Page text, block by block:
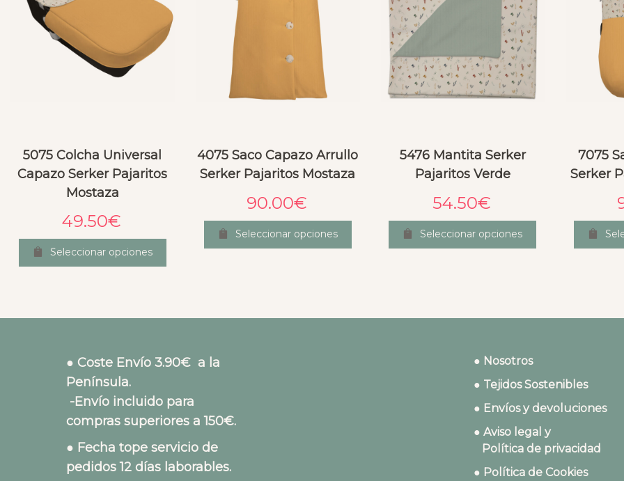
5075 Colcha Universal
Capazo Serker Pajaritos
Mostaza
49.50€
Seleccionar opciones
4075 Saco Capazo Arrullo
Serker Pajaritos Mostaza
90.00€
Seleccionar opciones
5476 Mantita Serker
Pajaritos Verde
54.50€
Seleccionar opciones
7075
Serker
● Coste Envío 3.90€ a la
Península.
-Envío incluido para
compras superiores a 150€.
● Fecha tope servicio de
pedidos 12 días laborables.
● Nosotros
● Tejidos Sostenibles
● Envíos y devoluciones
● Aviso legal y
Política de privacidad
● Política de Cookies